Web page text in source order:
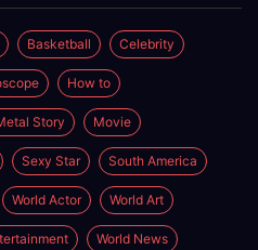
ผลิตภัณฑ์สู่ผิว
ที่งดงามเป็น
Basketball Celebrity
How to
Story Movie
Sexy Star South America
World Actor World Art
World News